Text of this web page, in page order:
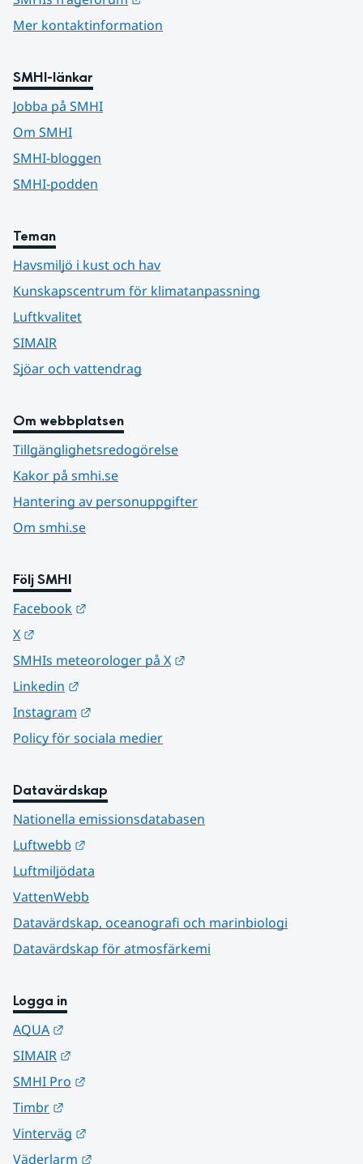
Mer kontaktinformation
SMHI-länkar
Jobba på SMHI
Om SMHI
SMHI-bloggen
SMHI-podden
Teman
Havsmiljö i kust och hav
Kunskapscentrum för klimatanpassning
Luftkvalitet
SIMAIR
Sjöar och vattendrag
Om webbplatsen
Tillgänglighetsredogörelse
Kakor på smhi.se
Hantering av personuppgifter
Om smhi.se
Följ SMHI
Facebook
X
SMHIs meteorologer på X
Linkedin
Instagram
Policy för sociala medier
Datavärdskap
Nationella emissionsdatabasen
Luftwebb
Luftmiljödata
VattenWebb
Datavärdskap, oceanografi och marinbiologi
Datavärdskap för atmosfärkemi
Logga in
AQUA
SIMAIR
SMHI Pro
Timbr
Vinterväg
Väderlarm